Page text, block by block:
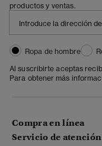
productos y ventas.
Ropa de hombre
Al suscribirte aceptas
Para obtener más
Compra en línea
Servicio de